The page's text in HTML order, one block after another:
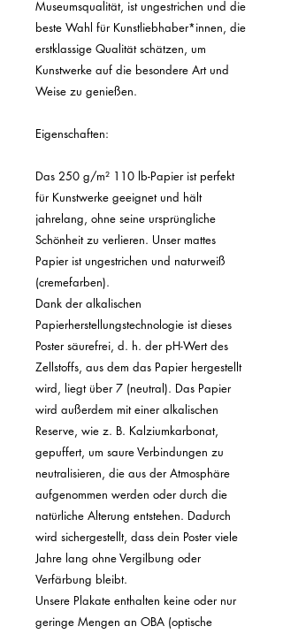
Museumsqualität, ist ungestrichen und die
beste Wahl für Kunstliebhaber*innen, die
erstklassige Qualität schätzen, um
Kunstwerke auf die besondere Art und
Weise zu genießen.
Eigenschaften:
Das 250 g/m² 110 lb-Papier ist perfekt
für Kunstwerke geeignet und hält
jahrelang, ohne seine ursprüngliche
Schönheit zu verlieren. Unser mattes
Papier ist ungestrichen und naturweiß
(cremefarben).
Dank der alkalischen
Papierherstellungstechnologie ist dieses
Poster säurefrei, d. h. der pH-Wert des
Zellstoffs, aus dem das Papier hergestellt
wird, liegt über 7 (neutral). Das Papier
wird außerdem mit einer alkalischen
Reserve, wie z. B. Kalziumkarbonat,
gepuffert, um saure Verbindungen zu
neutralisieren, die aus der Atmosphäre
aufgenommen werden oder durch die
natürliche Alterung entstehen. Dadurch
wird sichergestellt, dass dein Poster viele
Jahre lang ohne Vergilbung oder
Verfärbung bleibt.
Unsere Plakate enthalten keine oder nur
geringe Mengen an OBA (optische